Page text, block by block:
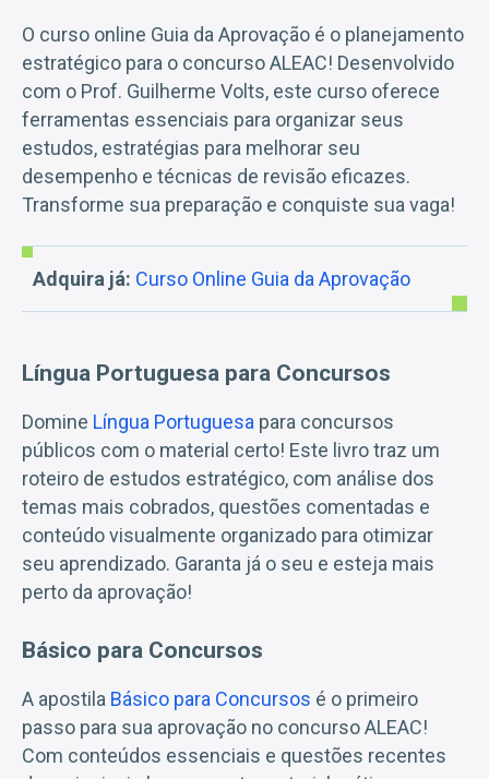
O curso online Guia da Aprovação é o planejamento
estratégico para o concurso ALEAC! Desenvolvido
com o Prof. Guilherme Volts, este curso oferece
ferramentas essenciais para organizar seus
estudos, estratégias para melhorar seu
desempenho e técnicas de revisão eficazes.
Transforme sua preparação e conquiste sua vaga!
Adquira já: Curso Online Guia da Aprovação
Língua Portuguesa para Concursos
Domine Língua Portuguesa para concursos
públicos com o material certo! Este livro traz um
roteiro de estudos estratégico, com análise dos
temas mais cobrados, questões comentadas e
conteúdo visualmente organizado para otimizar
seu aprendizado. Garanta já o seu e esteja mais
perto da aprovação!
Básico para Concursos
A apostila Básico para Concursos é o primeiro
passo para sua aprovação no concurso ALEAC!
Com conteúdos essenciais e questões recentes